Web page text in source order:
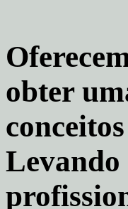
obter
Levando